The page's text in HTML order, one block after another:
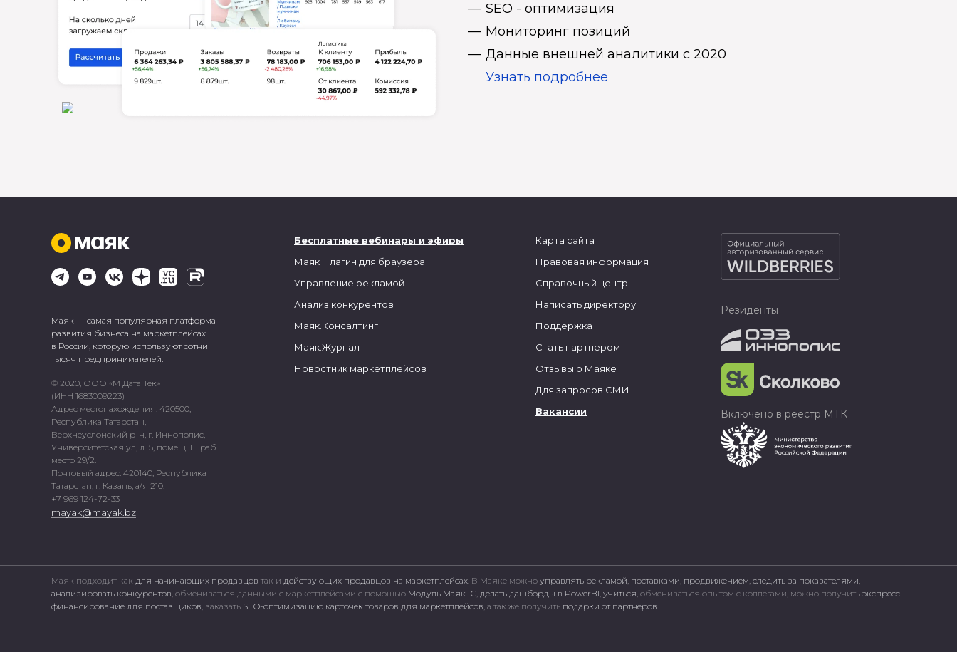
SEO - оптимизация
Мониторинг позиций
Данные внешней аналитики с 2020
Узнать подробнее
Маяк — самая популярная платформа
развития бизнеса на маркетплейсах
в России, которую используют сотни
тысяч предпринимателей.
© 2020, ООО «М Дата Тек»
(ИНН 1683009223)
Адрес местонахождения: 420500,
Республика Татарстан,
Верхнеуслонский р-н, г. Иннополис,
Университетская ул, д. 5, помещ. 111 раб.
место 29/2.
Почтовый адрес: 420140, Республика
Татарстан, г. Казань, а/я 210.
+7 969 124-72-33
mayak@mayak.bz
Бесплатные вебинары и эфиры
Маяк Плагин для браузера
Управление рекламой
Анализ конкурентов
Маяк.Консалтинг
Маяк.Журнал
Новостник маркетплейсов
Карта сайта
Правовая информация
Справочный центр
Написать директору
Поддержка
Стать партнером
Отзывы о Маяке
Для запросов СМИ
Вакансии
Резиденты
Включено в реестр МТК
Маяк подходит как для начинающих продавцов так и действующих продавцов на маркетплейсах. В Маяке можно управлять рекламой, поставками, продвижением, следить за показателями,
анализировать конкурентов, обмениваться данными с маркетплейсами c помощью Модуль Маяк.1С, делать дашборды в PowerBI, учиться, обмениваться опытом с коллегами, можно получить экспресс-
финансирование для поставщиков, заказать SEO-оптимизацию карточек товаров для маркетплейсов, а так же получить подарки от партнеров.